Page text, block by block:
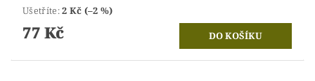
Ušetříte:2 Kč (–2 %)
77 Kč